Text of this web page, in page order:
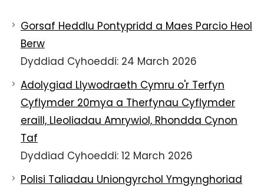
Gorsaf Heddlu Pontypridd a Maes Parcio Heol
Berw
Dyddiad Cyhoeddi: 24 March 2026
Adolygiad Llywodraeth Cymru o'r Terfyn
Cyflymder 20mya a Therfynau Cyflymder
eraill, Lleoliadau Amrywiol, Rhondda Cynon
Taf
Dyddiad Cyhoeddi: 12 March 2026
Polisi Taliadau Uniongyrchol Ymgynghoriad